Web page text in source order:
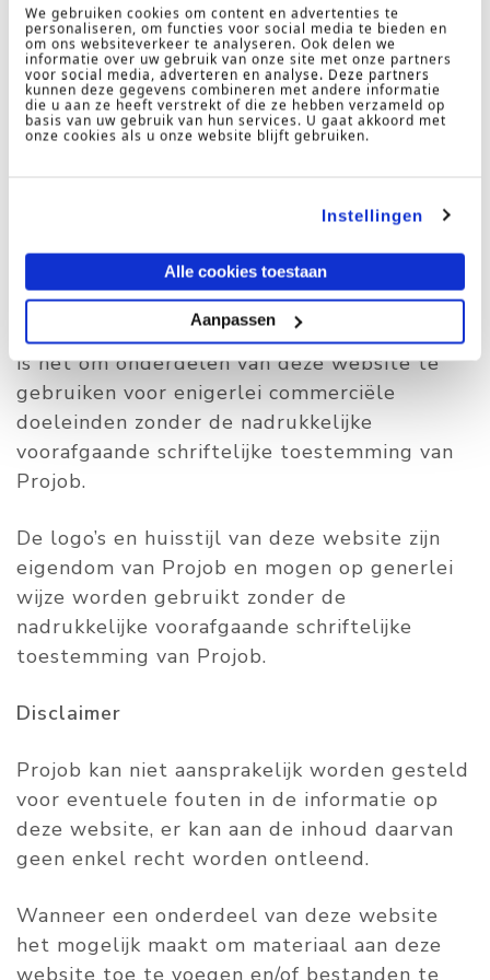
We gebruiken cookies om content en advertenties te
personaliseren, om functies voor social media te bieden en
om ons websiteverkeer te analyseren. Ook delen we
informatie over uw gebruik van onze site met onze partners
voor social media, adverteren en analyse. Deze partners
kunnen deze gegevens combineren met andere informatie
die u aan ze heeft verstrekt of die ze hebben verzameld op
basis van uw gebruik van hun services. U gaat akkoord met
onze cookies als u onze website blijft gebruiken.
Instellingen
Alle cookies toestaan
Aanpassen
gepubliceerd. Dit materiaal is beschermd
onder Nederlandse en internationale
copyrightwetgeving. Alle rechten
dienaangaande zijn uitdrukkelijk
voorbehouden aan Projob.
deze website te downloaden en/of een
of om belanghebbenden voor zakelijke
doeleinden te wijzen op informatie of
materiaal op deze website. Niet toegestaan
is het om onderdelen van deze website te
gebruiken voor enigerlei commerciële
doeleinden zonder de nadrukkelijke
voorafgaande schriftelijke toestemming van
Projob.
De logo’s en huisstijl van deze website zijn
eigendom van Projob en mogen op generlei
wijze worden gebruikt zonder de
nadrukkelijke voorafgaande schriftelijke
toestemming van Projob.
Disclaimer
Projob kan niet aansprakelijk worden gesteld
voor eventuele fouten in de informatie op
deze website, er kan aan de inhoud daarvan
geen enkel recht worden ontleend.
Wanneer een onderdeel van deze website
het mogelijk maakt om materiaal aan deze
website toe te voegen en/of bestanden te